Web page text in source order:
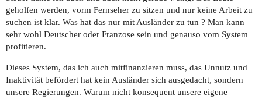
geholfen werden, vorm Fernseher zu sitzen und nur keine Arbeit zu
suchen ist klar. Was hat das nur mit Ausländer zu tun ? Man kann
sehr wohl Deutscher oder Franzose sein und genauso vom System
profitieren.
Dieses System, das ich auch mitfinanzieren muss, das Unnutz und
Inaktivität befördert hat kein Ausländer sich ausgedacht, sondern
unsere Regierungen. Warum nicht konsequent unsere eigene